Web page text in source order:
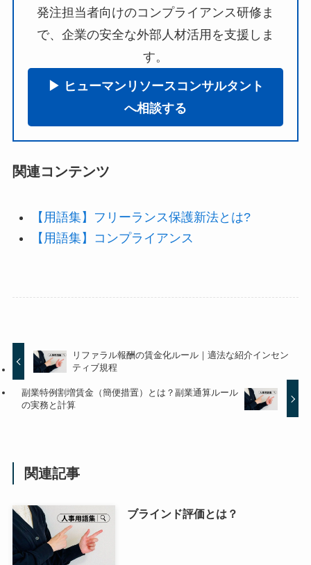
発注担当者向けのコンプライアンス研修ま
で、企業の安全な外部人材活用を支援しま
す。
▶︎ ヒューマンリソースコンサルタント
へ相談する
関連コンテンツ
【用語集】フリーランス保護新法とは?
【用語集】コンプライアンス
リファラル報酬の賃金化ルール｜適法な紹介インセン
ティブ規程
副業特例割増賃金（簡便措置）とは？副業通算ルール
の実務と計算
関連記事
ブラインド評価とは？